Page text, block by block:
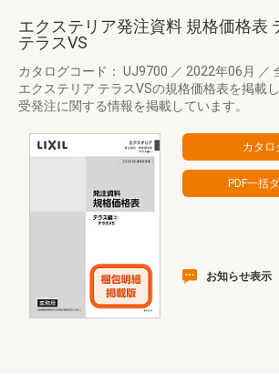
エクステリア発注資料 規格価格表
テラスVS
カタログコード： UJ9700 ／ 2022年06月 ／
エクステリア テラスVSの規格価格表を掲載
受発注に関する情報を掲載しています。
お知らせ表示